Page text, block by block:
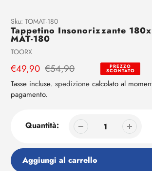
Aggiunta
di
prodotto
al
tuo
carrello
Sku: TOMAT-180
Tappetino Insonorizzante
MAT-180
Venditrice
TOORX
Prezzo
di
vendita
€49,90
Prezzo
regolare
€54,90 PREZZO
SCONTATO
Tasse incluse. spedizione calcolato al
pagamento.
Quantità:
Aggiungi al carrello